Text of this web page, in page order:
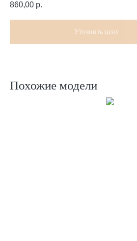
860,00 р.
Уточнить цену
Похожие модели